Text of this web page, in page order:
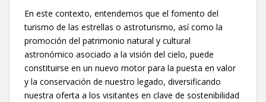
En este contexto, entendemos que el fomento del
turismo de las estrellas o astroturismo, así como la
promoción del patrimonio natural y cultural
astronómico asociado a la visión del cielo, puede
constituirse en un nuevo motor para la puesta en valor
y la conservación de nuestro legado, diversificando
nuestra oferta a los visitantes en clave de sostenibilidad